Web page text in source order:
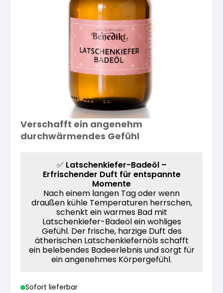
Vereinsgründer Pfarrer Rauscher
Veranstaltungsberichte
Seminare mit Kräuterpfarrer Benedikt
Kräuterwanderungen
Kräuterpfarrer-Zentrum
Kloster- und Kräuterladen
Beratungsdienst
Kräutergarten
Angebote für Gruppen
Freunde der Heilkräuter
Vereinsvorstellung
Mitglied werden!
Unser Naturladen
Verschafft ein angenehm
durchwärmendes Gefühl
✅ Latschenkiefer-Badeöl –
Erfrischender Duft für entspannte
Momente
Nach einem langen Tag oder wenn
draußen kühle Temperaturen herrschen,
schenkt ein warmes Bad mit
Latschenkiefer-Badeöl ein wohliges
Gefühl. Der frische, harzige Duft des
ätherischen Latschenkiefernöls schafft
ein belebendes Badeerlebnis und sorgt für
ein angenehmes Körpergefühl.
Sofort lieferbar